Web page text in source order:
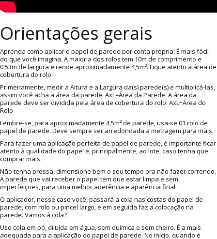
Orientações gerais
Aprenda como aplicar o papel de parede por conta própria! É mais fácil
do que você imagina. A maioria dos rolos tem 10m de comprimento e
0,53m de largura e rende aproximadamente 4,5m². Fique atento a área de
cobertura do rolo.
Primeiramente, medir a Altura e a Largura da(s) parede(s) e multiplicá-las,
assim você acha a área da parede. AxL=Área da Parede. A área da
parede deve ser dividida pela área de cobertura do rolo. AxL÷Área do
Rolo
Lembre-se, para aproximadamente 4,5m² de parede, usa-se 01 rolo de
papel de parede. Deve sempre ser arredondada a metragem para mais.
Para fazer uma aplicação perfeita de papel de parede, é importante ficar
atento à qualidade do papel e, principalmente, ao lote, caso tenha que
comprar mais.
Não tenha pressa, dimensione bem o seu tempo pra não fazer correndo.
A parede que vai receber o papel tem que estar limpa e sem
imperfeições, para uma melhor aderência e aparência final.
O aplicador, nesse caso você, passará a cola nas costas do papel de
parede, com rolo ou pincel largo, e em seguida faz a colocação na
parede. Vamos à cola?
Use cola em pó, diluída em água, sem química e sem cheiro. É a mais
adequada para a aplicação do papel de parede. No início, quando é